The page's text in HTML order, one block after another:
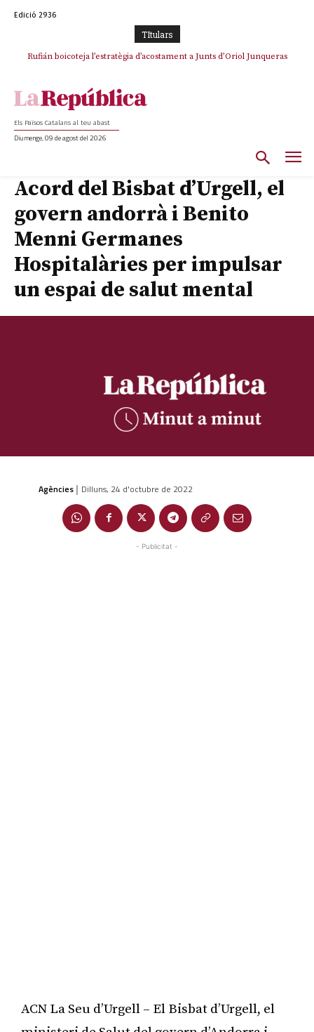
Edició 2936
TItulars
Rufián boicoteja l’estratègia d’acostament a Junts d’Oriol Junqueras
Els Països Catalans al teu abast
Diumenge, 09 de agost del 2026
Acord del Bisbat d’Urgell, el
govern andorrà i Benito
Menni Germanes
Hospitalàries per impulsar
un espai de salut mental
Agències | Dilluns, 24 d'octubre de 2022
- Publicitat -
ACN La Seu d’Urgell – El Bisbat d’Urgell, el